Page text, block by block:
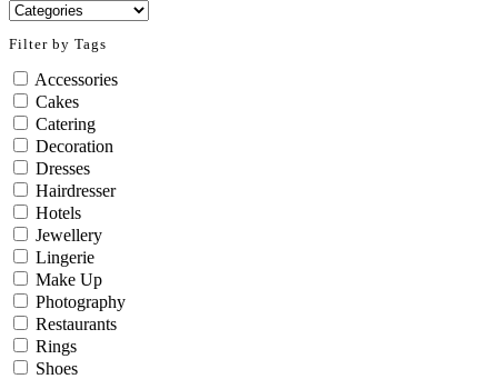
Filter by Tags
Accessories
Cakes
Catering
Decoration
Dresses
Hairdresser
Hotels
Jewellery
Lingerie
Make Up
Photography
Restaurants
Rings
Shoes